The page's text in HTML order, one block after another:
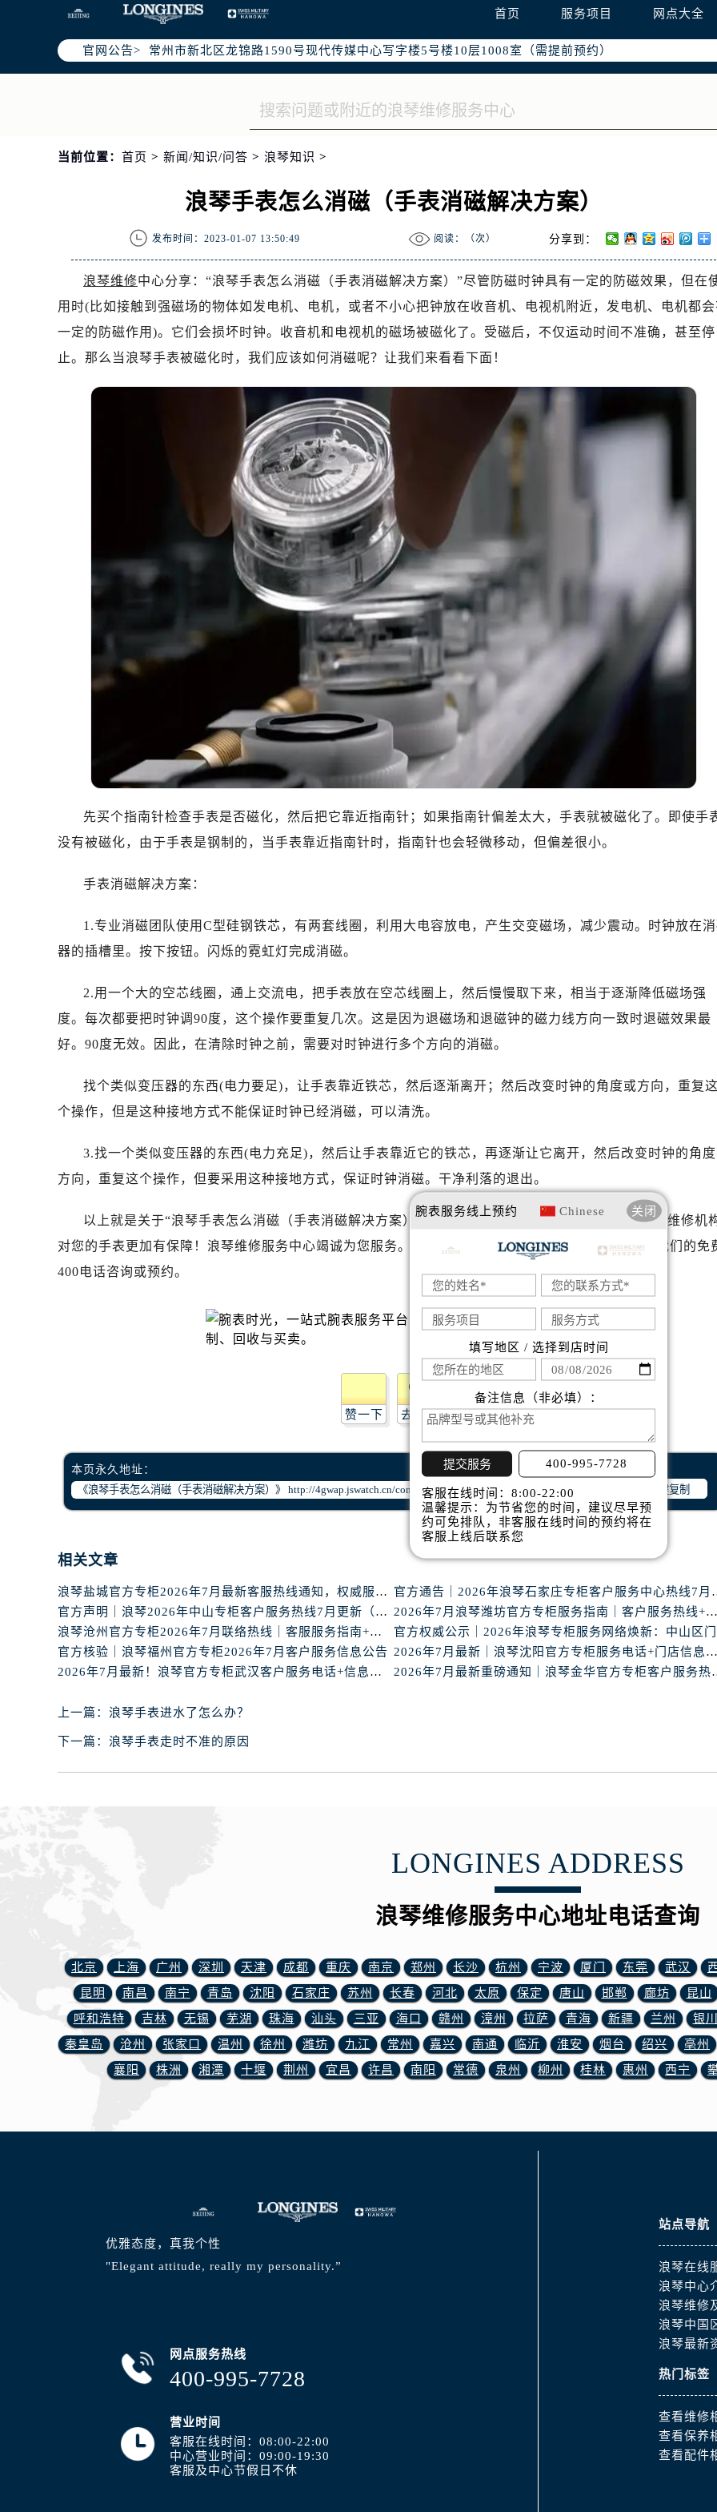
首页 服务项目 网点大全
官网公告>
上海市黄浦区南京东路299号宏伊国际广场写字楼8层806室（需提前预约）
南京市秦淮区中山南路1号（新街口）南京中心写字楼22层C1-1室（需提前预约）
常州市新北区龙锦路1590号现代传媒中心写字楼5号楼10层1008室（需提前预约）
徐州市鼓楼区淮海东路29号苏宁广场IFC国际金融中心写字楼35层3508室（需提前预约）
盐城市盐都区世纪大道5号盐城金融城写字楼1号楼16层1604室（需提前预约）
宁波市江北区大闸南路500号来福士广场办公楼20层2009室（需提前预约）
金华市金东区东市南街777号金华万达广场写字楼4号楼22层2209室（需提前预约）
绍兴市越城区胜利东路379号世茂天际中心写字楼8层805室（需提前预约）
南昌市红谷滩新区红谷中大道998号绿地双子塔（中央广场）A1座办公楼14层07室（需提前预约）
济南市历下区经十路11111号华润中心写字楼（万象城）15层1508室（需提前预约）
广州市越秀区环市东路371-375号世界贸易中心大厦南塔写字楼15层07室（需提前预约）
深圳市罗湖区深南东路5001号华润大厦写字楼17层1701室（需提前预约）
惠州市惠城区江北文昌一路7号华贸大厦写字楼1座30层05室（需提前预约）
厦门市思明区湖滨东路95号华润大厦写字楼B座11层1104室（需提前预约）
福州市鼓楼区五四路128-1号恒力城写字楼15层03室（需提前预约）
成都市锦江区人民东路6号SAC东原中心写字楼24层2406B室（需提前预约）
重庆市江北区观音桥步行街2号融恒时代广场写字楼9层902室（需提前预约）
长沙市芙蓉区定王台街道建湘路393号世茂环球金融中心写字楼（芙蓉广场）10层13室（需提前预约）
郑州市二七区铭功路10号华润大厦写字楼29层2905室（需提前预约）
太原市迎泽区解放路15号亨得利名表服务中心（品牌授权店）3层整层（需提前预约）
沈阳市沈河区中街路137号亨得利名表服务中心（品牌授权店）1层整层（需提前预约）
沈阳市沈河区中街路83号亨得利名表服务中心（品牌授权店）1层整层（需提前预约）
乌鲁木齐市天山区红山路26号时代广场（CCMALL）C座17层17-B（需提前预约）
温州市鹿城区锦绣路1067号置信广场10层1015室（需提前预约）
哈尔滨市道里区友谊西路600号富力中心T2座写字楼29层03室（需提前预约）
大连市中山区人民路15号国际金融大厦7层G室（需提前预约）
佛山市禅城区季华五路57号万科金融中心C座12层1205室（需提前预约）
东莞市东城街道鸿福东路1号民盈国贸中心T1写字楼9层907室（需提前预约）
无锡市梁溪区人民中路139号恒隆广场写字楼1座11层1104室（需提前预约）
南通市崇川区工农路57号圆融广场写字楼16层1603室（需提前预约）
苏州市苏州工业园区星港街199号苏州中心办公楼C座22层08室（需提前预约）
武汉市江汉区解放大道686号世界贸易大厦38层09室（需提前预约）
南宁市青秀区金湖路59号地王大厦12楼1224室（需提前预约）
泉州市丰泽区宝洲路729号浦西万达中心写字楼A座7楼709室（需提前预约）
烟台市芝罘区胜利路139号万达金融中心A座907室（需提前预约）
长春市朝阳区西安大路727号中银大厦A座(旺进大厦)18层09室（需提前预约）
昆明市盘龙区北京路928号同德昆明广场写字楼10层06室（需提前预约）
石家庄市长安区中山东路39号勒泰中心写字楼B座13层07室（需提前预约）
西安市碑林区南关正街88号华侨城长安国际中心E座6楼10室（需提前预约）
唐山市路南区新华东道100号万达广场写字楼A座10层1002室（需提前预约）
台州市椒江区东海大道1800号腾达中心东1幢20楼2002室（需提前预约）
甘肃省兰州市七里河区西津西路16号兰州中心写字楼21层2102室（需提前预约）
重庆市解放碑渝中区民权路28号英利国际金融中心写字楼20层01室（需提前预约）
黑龙江省大庆市萨尔图区会战大街浪琴售后服务中心（需提前预约）
黑龙江省鹤岗市向阳区红军路浪琴售后服务中心（需提前预约）
黑龙江省黑河市爱辉区中央街浪琴售后服务中心（需提前预约）
黑龙江省佳木斯市向阳区长安路浪琴售后服务中心（需提前预约）
黑龙江省牡丹江市东安区太平路浪琴售后服务中心（需提前预约）
黑龙江省七台河市桃山区大同街浪琴售后服务中心（需提前预约）
黑龙江省齐齐哈尔市龙沙区龙华路浪琴售后服务中心（需提前预约）
黑龙江省双鸭山市尖山区新兴大街浪琴售后服务中心（需提前预约）
黑龙江省绥化市北林区新华街与康庄路交叉口浪琴售后服务中心（需提前预约）
黑龙江省伊春市伊美区通河路浪琴售后服务中心（需提前预约）
吉林省白城市洮北区明仁南街浪琴售后服务中心（需提前预约）
吉林省白山市浑江区浑江大街浪琴售后服务中心（需提前预约）
吉林省吉林市船营区河南街浪琴售后服务中心（需提前预约）
吉林省辽源市龙山区人民大街浪琴售后服务中心（需提前预约）
吉林省梅河口市新华街道梅河大街浪琴售后服务中心（需提前预约）
吉林省四平市铁东区紫气大路与南九经街交汇处浪琴售后服务中心（需提前预约）
吉林省通化市东昌区环通乡江南大街浪琴售后服务中心（需提前预约）
吉林省延边市延吉市解放路浪琴售后服务中心（需提前预约）
辽宁省鞍山市铁东区站前街浪琴售后服务中心（需提前预约）
辽宁省本溪市平山区胜利路浪琴售后服务中心（需提前预约）
辽宁省丹东市振兴区七经街浪琴售后服务中心（需提前预约）
辽宁省抚顺市新抚区东一路浪琴售后服务中心（需提前预约）
辽宁省铁岭市银州区南马路浪琴售后服务中心（需提前预约）
辽宁省营口市站前区市府路与渤海大街交叉口浪琴售后服务中心（需提前预约）
辽宁省沈阳市沈河区中街路137号亨得利名表维修授权店1楼浪琴售后服务中心（需提前预约）
北京市朝阳区建国门外大街甲6号华熙国际中心D座11层1102室浪琴售后服务中心（需提前预约）
北京市东城区东长安街1号王府井东方广场W3座6层602室浪琴售后服务中心（需提前预约）
河北省保定市竞秀区朝阳北大街北国先天下浪琴售后服务中心（需提前预约）
内蒙古自治区阿拉善盟市左旗土尔扈特大街浪琴售后服务中心（需提前预约）
内蒙古自治区巴彦淖尔市临河区新华街浪琴售后服务中心（需提前预约）
内蒙古自治区包头市青山区幸福路甲3号王府井百货名表维修浪琴售后服务中心（需提前预约）
内蒙古自治区乌兰察布市集宁区恩和大街浪琴售后服务中心（需提前预约）
内蒙古自治区锡林郭勒盟市锡林浩特市光明街与额尔敦路交叉口浪琴售后服务中心（需提前预约）
内蒙古自治区兴安盟市乌兰浩特市兴安大街浪琴售后服务中心（需提前预约）
山西省大同市平城区迎宾街浪琴售后服务中心（需提前预约）
山西省吕梁市离石区永宁中路与建设街交叉口浪琴售后服务中心（需提前预约）
山西省朔州市朔城区怡西路与鄯阳西街交汇处浪琴售后服务中心（需提前预约）
山西省阳泉市郊区平阳东街与新城大道交叉口浪琴售后服务中心（需提前预约）
山西省运城市盐湖区河东街浪琴售后服务中心（需提前预约）
山西省长治市潞州区英雄中路浪琴售后服务中心（需提前预约）
当前位置： 首页 > 新闻/知识/问答 > 浪琴知识 >
浪琴手表怎么消磁（手表消磁解决方案）
发布时间：2023-01-07 13:50:49 阅读：（次） 分享到：
浪琴维修中心分享：“浪琴手表怎么消磁（手表消磁解决方案）”尽管防磁时钟具有一定的防磁效果，但在
用时(比如接触到强磁场的物体如发电机、电机，或者不小心把钟放在收音机、电视机附近，发电机、电机都会
一定的防磁作用)。它们会损坏时钟。收音机和电视机的磁场被磁化了。受磁后，不仅运动时间不准确，甚至停
止。那么当浪琴手表被磁化时，我们应该如何消磁呢？让我们来看看下面！
先买个指南针检查手表是否磁化，然后把它靠近指南针；如果指南针偏差太大，手表就被磁化了。即使手
没有被磁化，由于手表是钢制的，当手表靠近指南针时，指南针也会轻微移动，但偏差很小。
手表消磁解决方案：
1.专业消磁团队使用C型硅钢铁芯，有两套线圈，利用大电容放电，产生交变磁场，减少震动。时钟放在
器的插槽里。按下按钮。闪烁的霓虹灯完成消磁。
2.用一个大的空芯线圈，通上交流电，把手表放在空芯线圈上，然后慢慢取下来，相当于逐渐降低磁场强
度。每次都要把时钟调90度，这个操作要重复几次。这是因为退磁场和退磁钟的磁力线方向一致时退磁效果最
好。90度无效。因此，在清除时钟之前，需要对时钟进行多个方向的消磁。
找个类似变压器的东西(电力要足)，让手表靠近铁芯，然后逐渐离开；然后改变时钟的角度或方向，重复这
个操作，但是这种接地方式不能保证时钟已经消磁，可以清洗。
3.找一个类似变压器的东西(电力充足)，然后让手表靠近它的铁芯，再逐渐让它离开，然后改变时钟的角
方向，重复这个操作，但要采用这种接地方式，保证时钟消磁。干净利落的退出。
以上就是关于“浪琴手表怎么消磁（手表消磁解决方案）”的相关内容，希望对您有所帮助。专业的维修机
对您的手表更加有保障！浪琴维修服务中心竭诚为您服务。还有任何疑问或需要进店服务，可以拨打我们的免
400电话咨询或预约。
赞一下 去提问
本页永久地址：
一键复制
相关文章
浪琴盐城官方专柜2026年7月最新客服热线通知，权威服务信息全收录
官方通告｜2026
官方声明｜浪琴2026年中山专柜客户服务热线7月更新（专柜名录公示）
2026年7月浪琴潍坊官方专柜服务指南｜客户服务热线+门店核验
浪琴沧州官方专柜2026年7月联络热线｜客服服务指南+门店信息
官方核验｜浪琴福州官方专柜2026年7月客户服务信息公告
2026年7月最新｜浪琴沈阳官方专柜服务电话+门店信息综合公示
2026年7月最新！浪琴官方专柜武汉客户服务电话+信息核验权威发布
2026年7月最新重
上一篇： 浪琴手表进水了怎么办？
下一篇： 浪琴手表走时不准的原因
LONGINES ADDRESS
浪琴维修服务中心地址电话查询
北京 上海 广州 深圳 天津 成都 重庆 南京 郑州 长沙 杭州 宁波 厦门 东莞 武汉
昆明
南昌 南宁 青岛 沈阳 石家庄 苏州 长春 河北 太原 保定 唐山 邯郸 廊坊 昆山
呼和浩特
吉林 无锡 芜湖 珠海 汕头 三亚 海口 赣州 漳州 拉萨 青海 新疆 兰州 银川
秦皇岛
沧州 张家口 温州 徐州 潍坊 九江 常州 嘉兴 南通 临沂 淮安 烟台 绍兴 亳州
襄阳
株洲 湘潭 十堰 荆州 宜昌 许昌 南阳 常德 泉州 柳州 桂林 惠州 西宁
优雅态度，真我个性
"Elegant attitude, really my personality.”
网点服务热线
400-995-7728
营业时间
客服在线时间：08:00-22:00
中心营业时间：09:00-19:30
客服及中心节假日不休
站点导航
浪琴在线
浪琴中心
浪琴维修
浪琴中国
浪琴最新
热门标签
查看维修
查看保养
查看配件
腕表服务线上预约 Chinese 关闭
填写地区 / 选择到店时间
备注信息（非必填）：
提交服务 400-995-7728
客服在线时间：8:00-22:00
温馨提示：为节省您的时间，建议尽早预
约可免排队，非客服在线时间的预约将在
客服上线后联系您